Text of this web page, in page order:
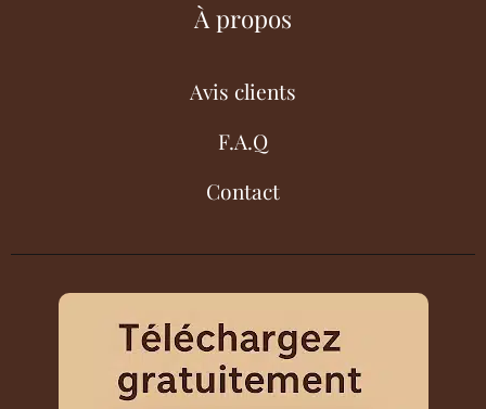
À propos
Avis clients
F.A.Q
Contact